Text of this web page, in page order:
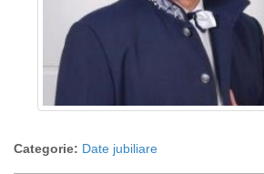
Categorie: Date jubiliare